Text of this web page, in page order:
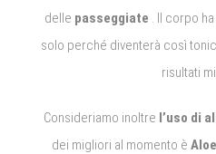
delle passeggiate . Il corpo
solo perché diventerà così
risultati
Consideriamo inoltre l’uso di
dei migliori al momento è